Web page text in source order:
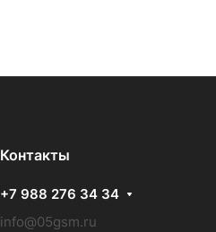
Контакты
+7 988 276 34 34
info@05gsm.ru